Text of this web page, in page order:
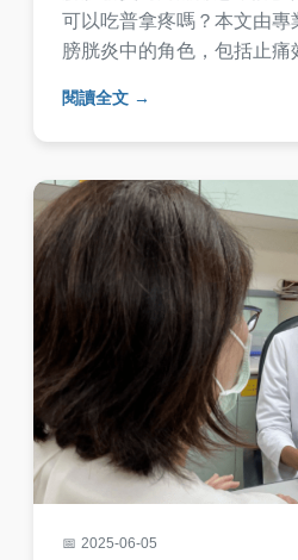
可以吃普拿疼嗎？本文由專
膀胱炎中的角色，包括止痛
全緩解不適。
閱讀全文
2025-06-05